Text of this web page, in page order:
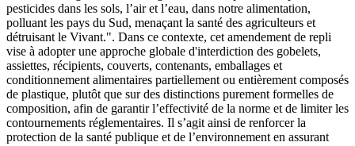
pesticides dans les sols, l’air et l’eau, dans notre alimentation,
polluant les pays du Sud, menaçant la santé des agriculteurs et
détruisant le Vivant.". Dans ce contexte, cet amendement de repli
vise à adopter une approche globale d'interdiction des gobelets,
assiettes, récipients, couverts, contenants, emballages et
conditionnement alimentaires partiellement ou entièrement composés
de plastique, plutôt que sur des distinctions purement formelles de
composition, afin de garantir l’effectivité de la norme et de limiter les
contournements réglementaires. Il s’agit ainsi de renforcer la
protection de la santé publique et de l’environnement en assurant